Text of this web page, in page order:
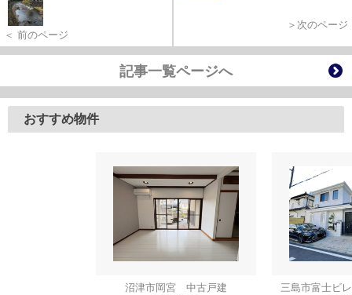
＜ 前のページ
＞次のページ
記事一覧ページへ
おすすめ物件
沼津市岡宮 中古戸建
三島市富士ビ